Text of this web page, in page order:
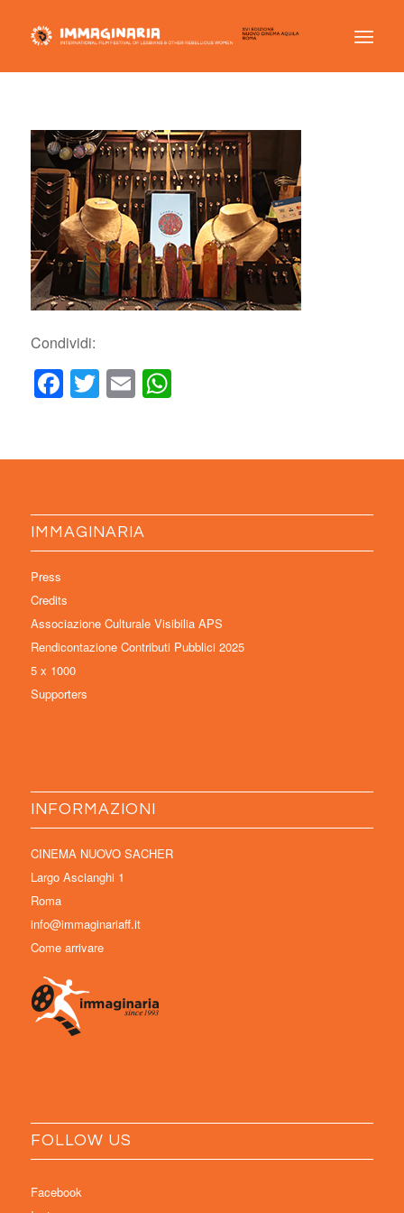
Condividi:
Facebook
Twitter
EmailWhatsApp
IMMAGINARIA
Press
Credits
Associazione Culturale Visibilia APS
Rendicontazione Contributi Pubblici 2025
5 x 1000
Supporters
INFORMAZIONI
CINEMA NUOVO SACHER
Largo Ascianghi 1
Roma
info@immaginariaff.it
Come arrivare
FOLLOW US
Facebook